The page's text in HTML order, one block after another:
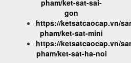
pham/ket-sat-sai-
gon
https://ketsatcaocap.vn/
pham/ket-sat-mini
https://ketsatcaocap.vn/
pham/ket-sat-ha-noi